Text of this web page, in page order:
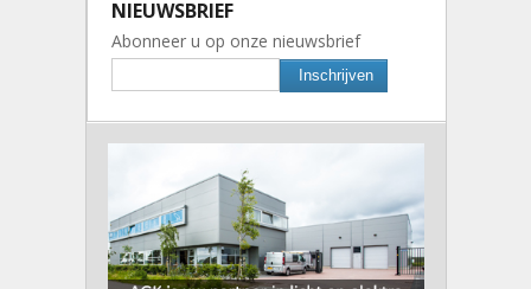
NIEUWSBRIEF
Abonneer u op onze nieuwsbrief
Inschrijven